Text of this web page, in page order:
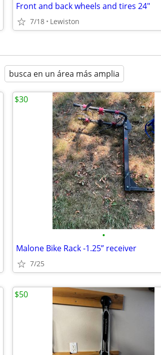
Front and back wheels and tires 24"
7/18 Lewiston
busca en un área más amplia
•
Malone Bike Rack -1.25” receiver
7/25
$30
$50